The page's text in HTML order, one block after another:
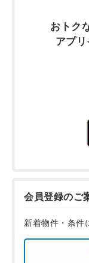
おトク
アプ
会員登録のご
新着物件・条件